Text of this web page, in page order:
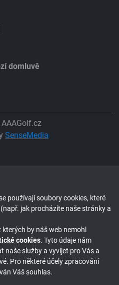
domluvě
SenseMedia
používají soubory cookies, které
jak procházíte naše stránky a
kterých by náš web nemohl
cookies. Tyto údaje nám
naše služby a vyvíjet pro Vás a
Pro některé účely zpracování
Váš souhlas.